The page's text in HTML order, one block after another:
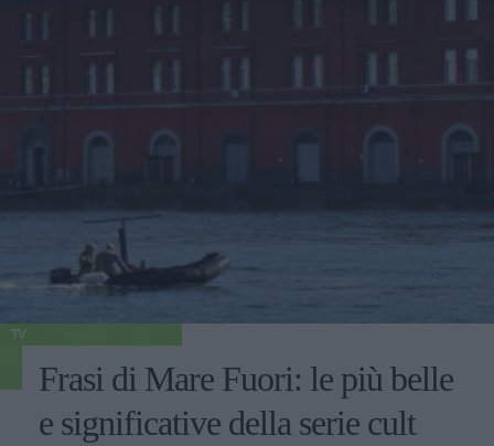
TV
Frasi di Mare Fuori: le più belle
e significative della serie cult